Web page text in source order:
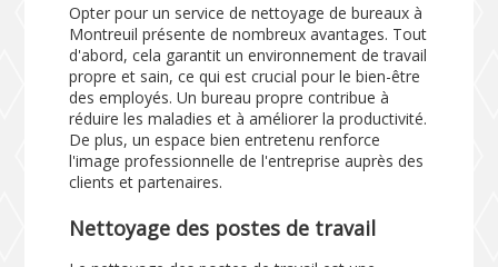
Opter pour un service de nettoyage de bureaux à
Montreuil présente de nombreux avantages. Tout
d'abord, cela garantit un environnement de travail
propre et sain, ce qui est crucial pour le bien-être
des employés. Un bureau propre contribue à
réduire les maladies et à améliorer la productivité.
De plus, un espace bien entretenu renforce
l'image professionnelle de l'entreprise auprès des
clients et partenaires.
Nettoyage des postes de travail